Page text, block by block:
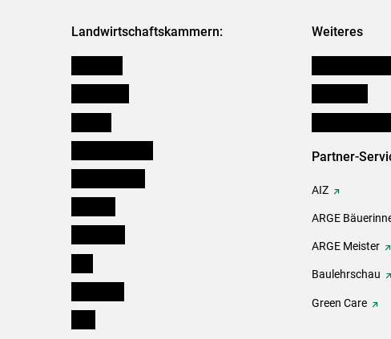
Landwirtschaftskammern: Weiteres
Partner-
AIZ
ARGE
ARGE Meister
Baulehrschau
Green Care